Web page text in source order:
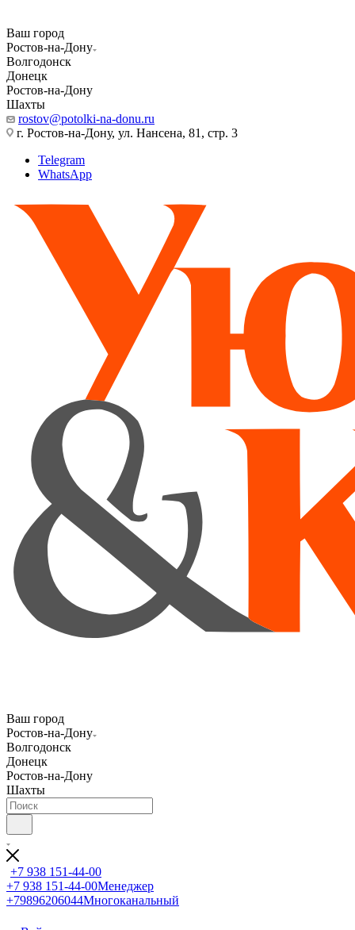
Ваш город
Ростов-на-Дону
Волгодонск
Донецк
Ростов-на-Дону
Шахты
rostov@potolki-na-donu.ru
г. Ростов-на-Дону, ул. Нансена, 81, стр. 3
Telegram
WhatsApp
Ваш город
Ростов-на-Дону
Волгодонск
Донецк
Ростов-на-Дону
Шахты
+7 938 151-44-00
+7 938 151-44-00Менеджер
+79896206044Многоканальный